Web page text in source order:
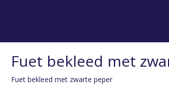
Fuet bekleed met
Fuet bekleed met zwarte peper